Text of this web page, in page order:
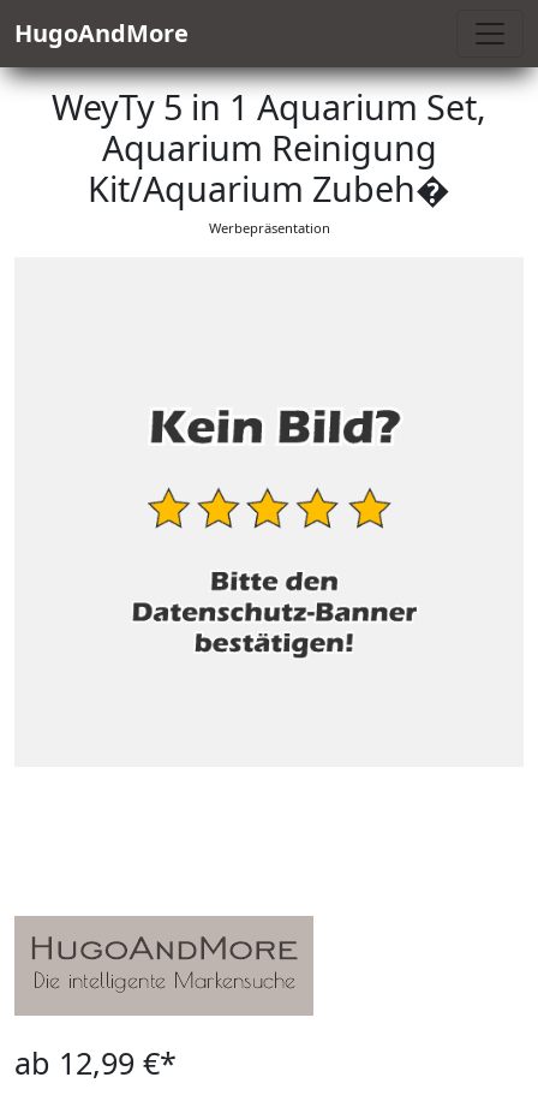
HugoAndMore
WeyTy 5 in 1 Aquarium Set,
Aquarium Reinigung
Kit/Aquarium Zubeh�
Werbepräsentation
ab 12,99 €*